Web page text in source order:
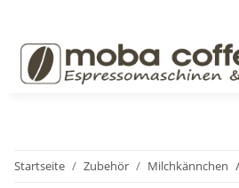
Startseite Zubehör Milchkännchen